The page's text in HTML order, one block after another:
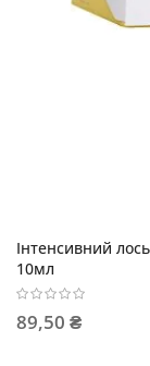
Інтенсивний
10мл
89,50 ₴